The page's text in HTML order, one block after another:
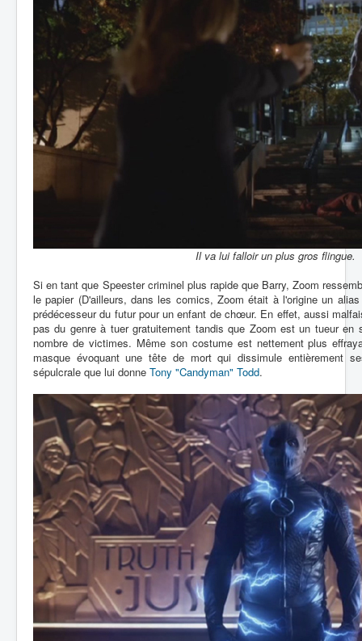
Il va lui falloir un plus gros flingue.
Si en tant que Speester criminel plus rapide que Barry, Zoom
le papier (D'ailleurs, dans les comics, Zoom était à l'origine un
prédécesseur du futur pour un enfant de chœur. En effet, aussi
pas du genre à tuer gratuitement tandis que Zoom est un tueur en
nombre de victimes. Même son costume est nettement plus
masque évoquant une tête de mort qui dissimule entièrement
sépulcrale que lui donne Tony "Candyman" Todd.